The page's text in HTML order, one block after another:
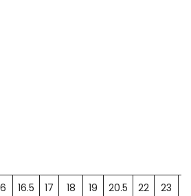
16.5 17 18 19 20.5 22 23